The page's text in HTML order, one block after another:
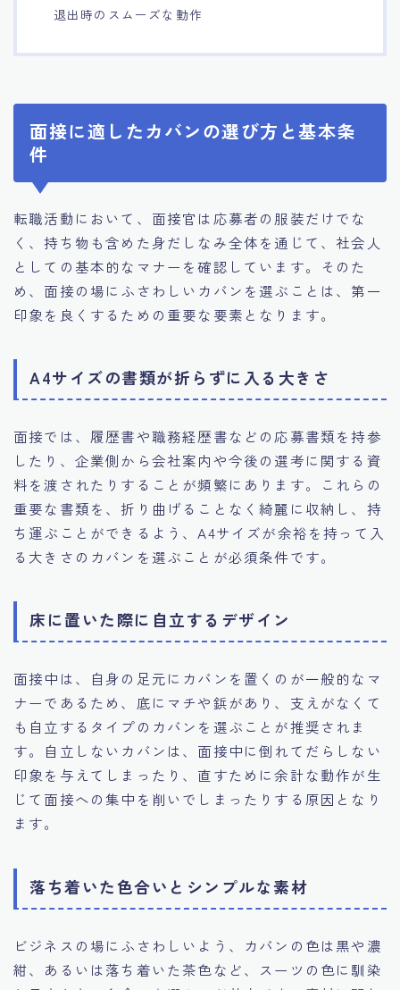
退出時のスムーズな動作
面接に適したカバンの選び方と基本条
件
転職活動において、面接官は応募者の服装だけでな
く、持ち物も含めた身だしなみ全体を通じて、社会人
としての基本的なマナーを確認しています。そのた
め、面接の場にふさわしいカバンを選ぶことは、第一
印象を良くするための重要な要素となります。
A4サイズの書類が折らずに入る大きさ
面接では、履歴書や職務経歴書などの応募書類を持参
したり、企業側から会社案内や今後の選考に関する資
料を渡されたりすることが頻繁にあります。これらの
重要な書類を、折り曲げることなく綺麗に収納し、持
ち運ぶことができるよう、A4サイズが余裕を持って入
る大きさのカバンを選ぶことが必須条件です。
床に置いた際に自立するデザイン
面接中は、自身の足元にカバンを置くのが一般的なマ
ナーであるため、底にマチや鋲があり、支えがなくて
も自立するタイプのカバンを選ぶことが推奨されま
す。自立しないカバンは、面接中に倒れてだらしない
印象を与えてしまったり、直すために余計な動作が生
じて面接への集中を削いでしまったりする原因となり
ます。
落ち着いた色合いとシンプルな素材
ビジネスの場にふさわしいよう、カバンの色は黒や濃
紺、あるいは落ち着いた茶色など、スーツの色に馴染